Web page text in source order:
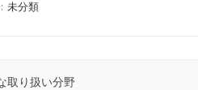
未分類
ゲーション
取り扱い分野